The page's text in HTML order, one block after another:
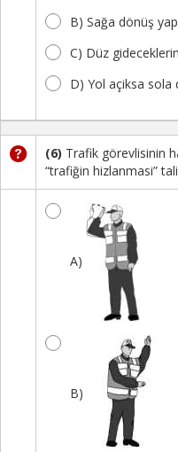
B) Sağa dönüş
C) Düz
D) Yol açiksa sola
(6) Trafik görevlisinin
“trafiğin hizlanmasi”
A)
B)